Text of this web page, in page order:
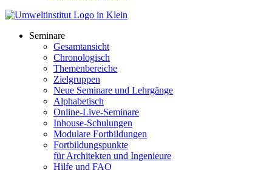
Seminare
Gesamtansicht
Chronologisch
Themenbereiche
Zielgruppen
Neue Seminare und Lehrgänge
Alphabetisch
Online-Live-Seminare
Inhouse-Schulungen
Modulare Fortbildungen
Fortbildungspunkte
für Architekten und Ingenieure
Hilfe und FAQ